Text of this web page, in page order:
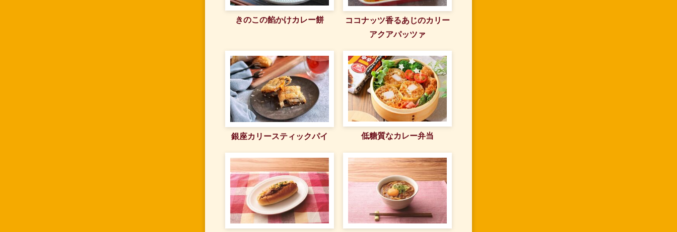
きのこの餡かけカレー餅
ココナッツ香るあじのカリー
アクアパッツァ
銀座カリースティックパイ 低糖質なカレー弁当